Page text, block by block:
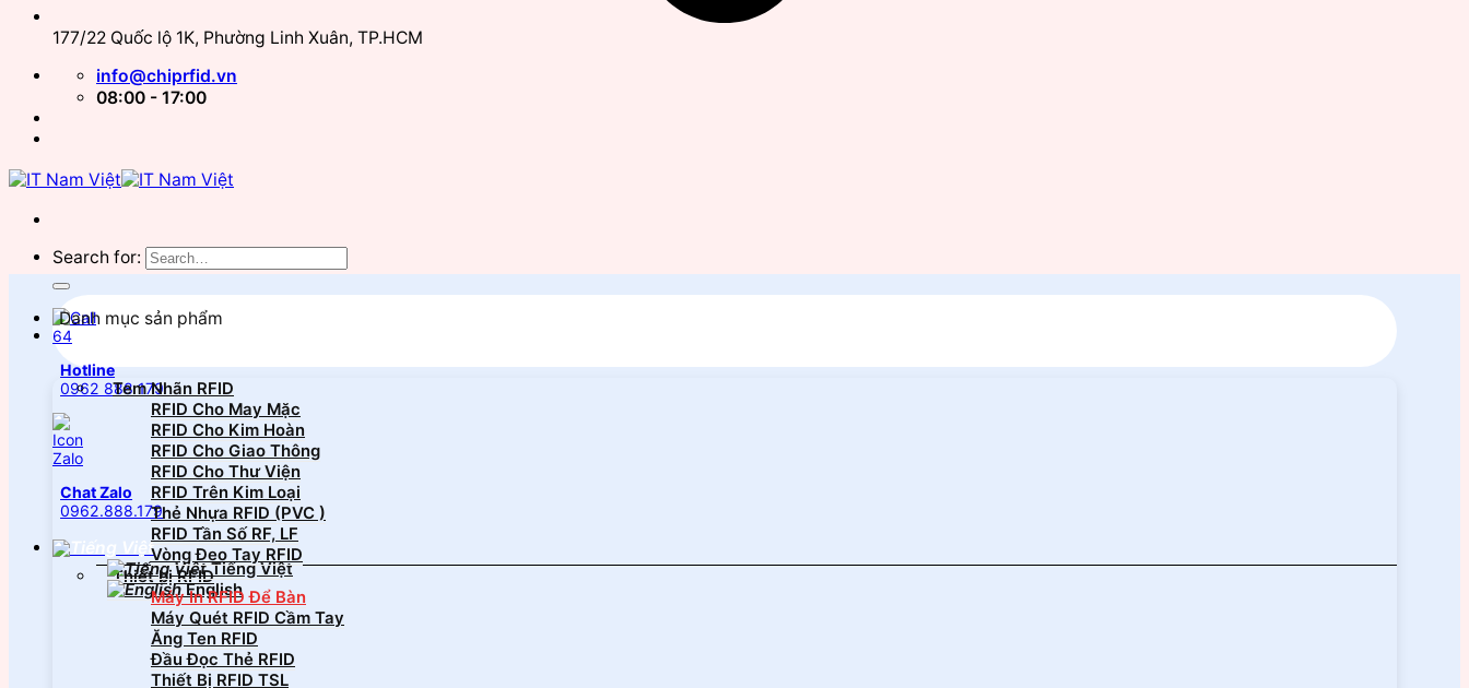
177/22 Quốc lộ 1K, Phường Linh Xuân, TP.HCM
info@chiprfid.vn
08:00 - 17:00
Search for:
Hotline
0962 888 179
Chat Zalo
0962.888.179
Tiếng Việt
English
Danh mục sản phẩm
Tem Nhãn RFID
RFID Cho May Mặc
RFID Cho Kim Hoàn
RFID Cho Giao Thông
RFID Cho Thư Viện
RFID Trên Kim Loại
Thẻ Nhựa RFID (PVC )
RFID Tần Số RF, LF
Vòng Đeo Tay RFID
Thiết bị RFID
Máy In RFID Để Bàn
Máy Quét RFID Cầm Tay
Ăng Ten RFID
Đầu Đọc Thẻ RFID
Thiết Bị RFID TSL